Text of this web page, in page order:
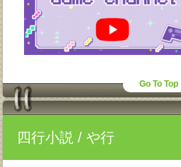
Go To Top
四行小説 / や行